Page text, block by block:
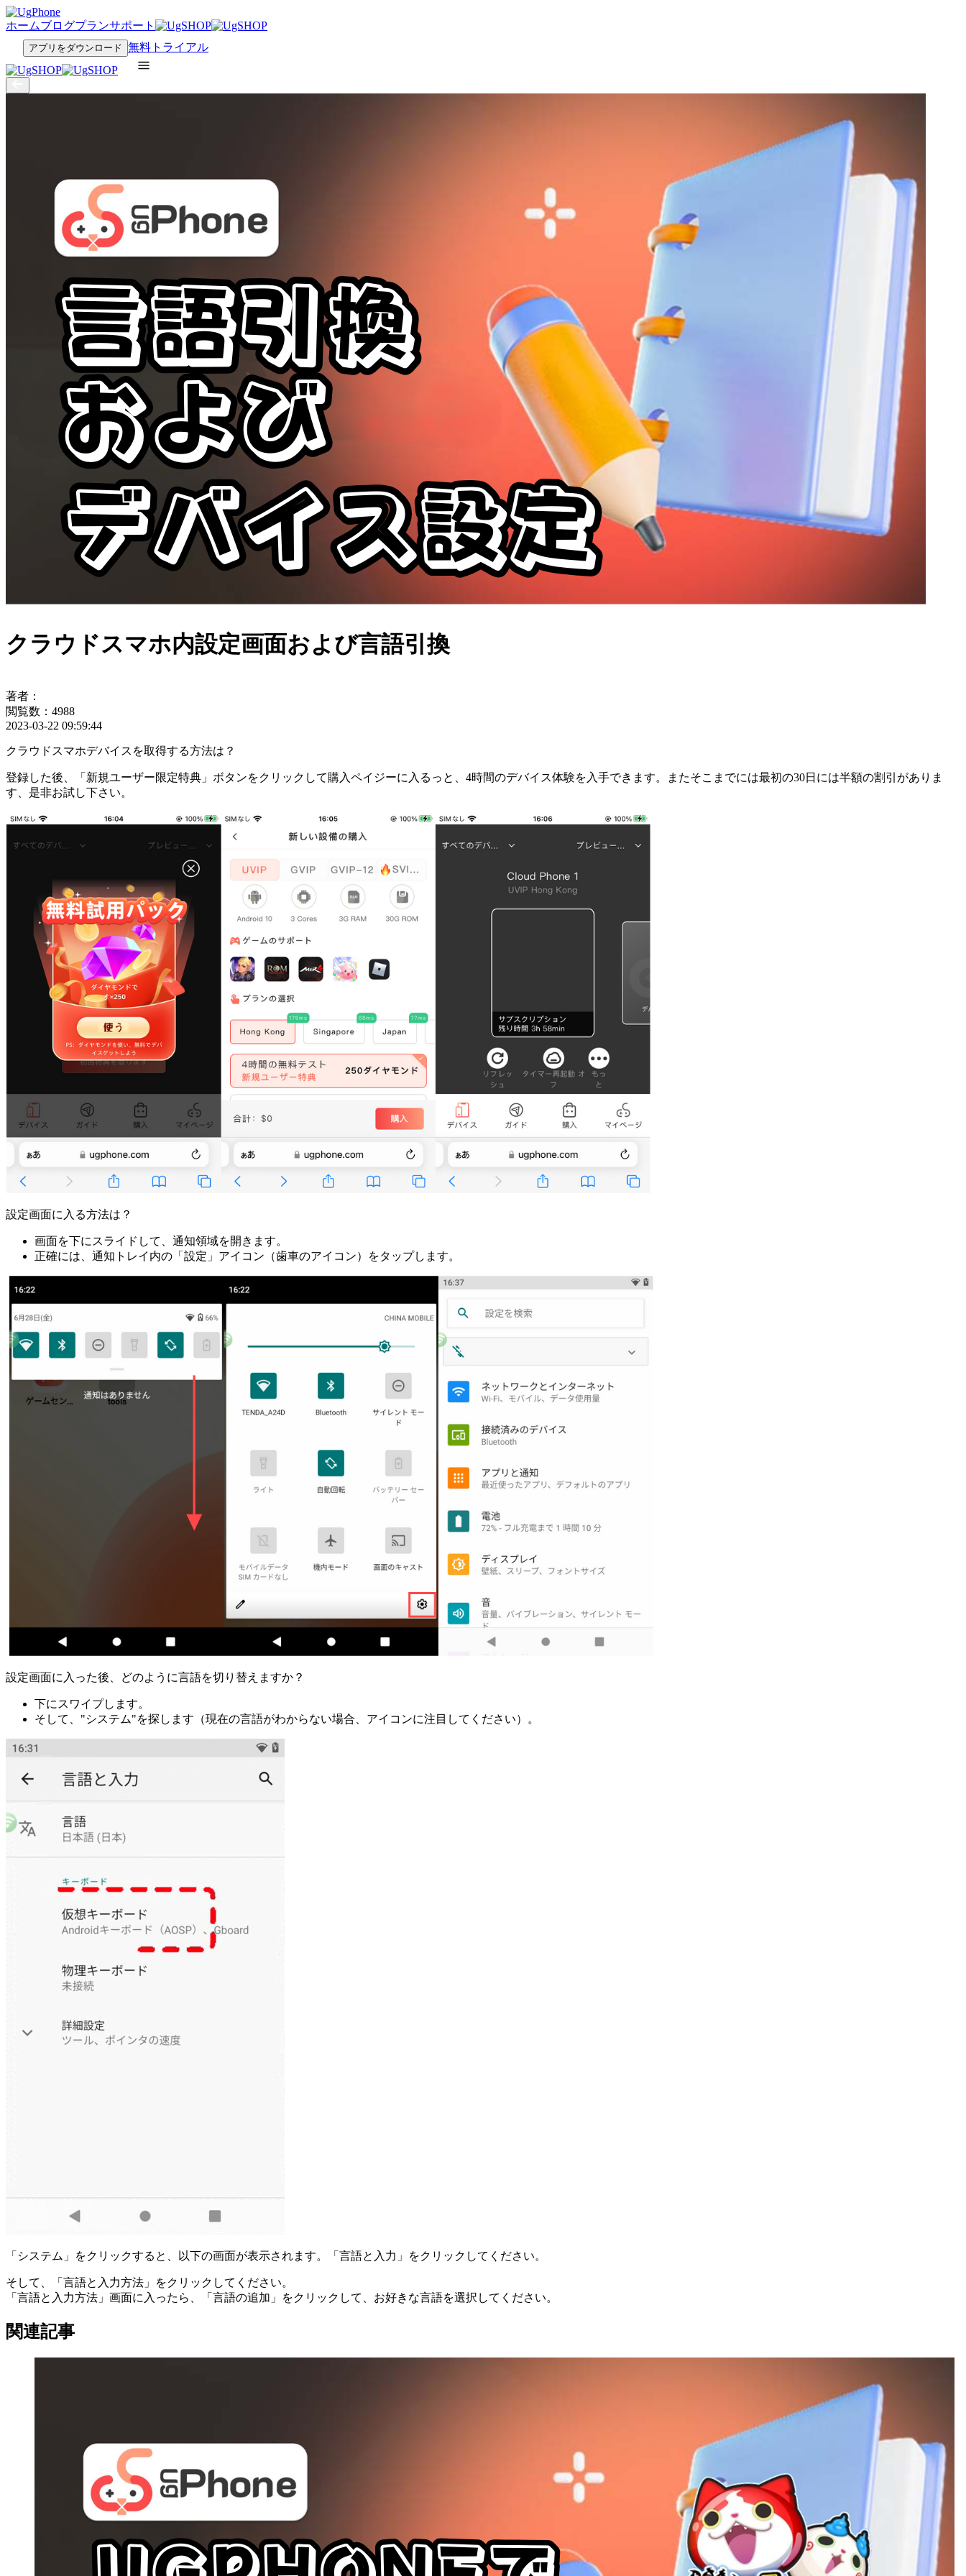
ホームブログプランサポート
アプリをダウンロード 無料トライアル
クラウドスマホ内設定画面および言語引換
著者：
閲覧数：4988
2023-03-22 09:59:44
クラウドスマホデバイスを取得する方法は？
登録した後、「新規ユーザー限定特典」ボタンをクリックして購入ペイジーに入るっと、4時間のデバイス体験を入手できます。またそこまでには最初の30日には半額の割引がありま
す、是非お試し下さい。
設定画面に入る方法は？
画面を下にスライドして、通知領域を開きます。
正確には、通知トレイ内の「設定」アイコン（歯車のアイコン）をタップします。
設定画面に入った後、どのように言語を切り替えますか？
下にスワイプします。
そして、"システム"を探します（現在の言語がわからない場合、アイコンに注目してください）。
「システム」をクリックすると、以下の画面が表示されます。「言語と入力」をクリックしてください。
そして、「言語と入力方法」をクリックしてください。
「言語と入力方法」画面に入ったら、「言語の追加」をクリックして、お好きな言語を選択してください。
関連記事